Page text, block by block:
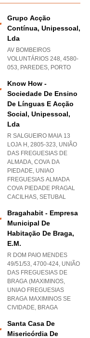
Grupo Acção
Contínua, Unipessoal,
Lda
AV BOMBEIROS
VOLUNTÁRIOS 248, 4580-
053, PAREDES, PORTO
Know How -
Sociedade De Ensino
De Línguas E Acção
Social, Unipessoal,
Lda
R SALGUEIRO MAIA 13
LOJA H, 2805-323, UNIÃO
DAS FREGUESIAS DE
ALMADA, COVA DA
PIEDADE, UNIAO
FREGUESIAS ALMADA
COVA PIEDADE PRAGAL
CACILHAS, SETUBAL
Bragahabit - Empresa
Municipal De
Habitação De Braga,
E.m.
R DOM PAIO MENDES
49/51/53, 4700-424, UNIÃO
DAS FREGUESIAS DE
BRAGA (MAXIMINOS,
UNIAO FREGUESIAS
BRAGA MAXIMINOS SE
CIVIDADE, BRAGA
Santa Casa De
Misericórdia De